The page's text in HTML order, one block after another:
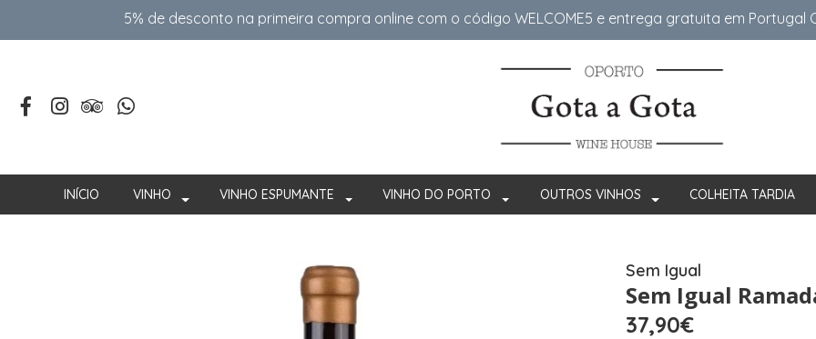
5% de desconto na primeira compra online com o código WELCOME5 e entrega gratuita em Portugal
INÍCIO VINHO VINHO ESPUMANTE VINHO DO PORTO OUTROS VINHOS COLHEITA TARDIA
Sem Igual
Sem Igual
37,90€